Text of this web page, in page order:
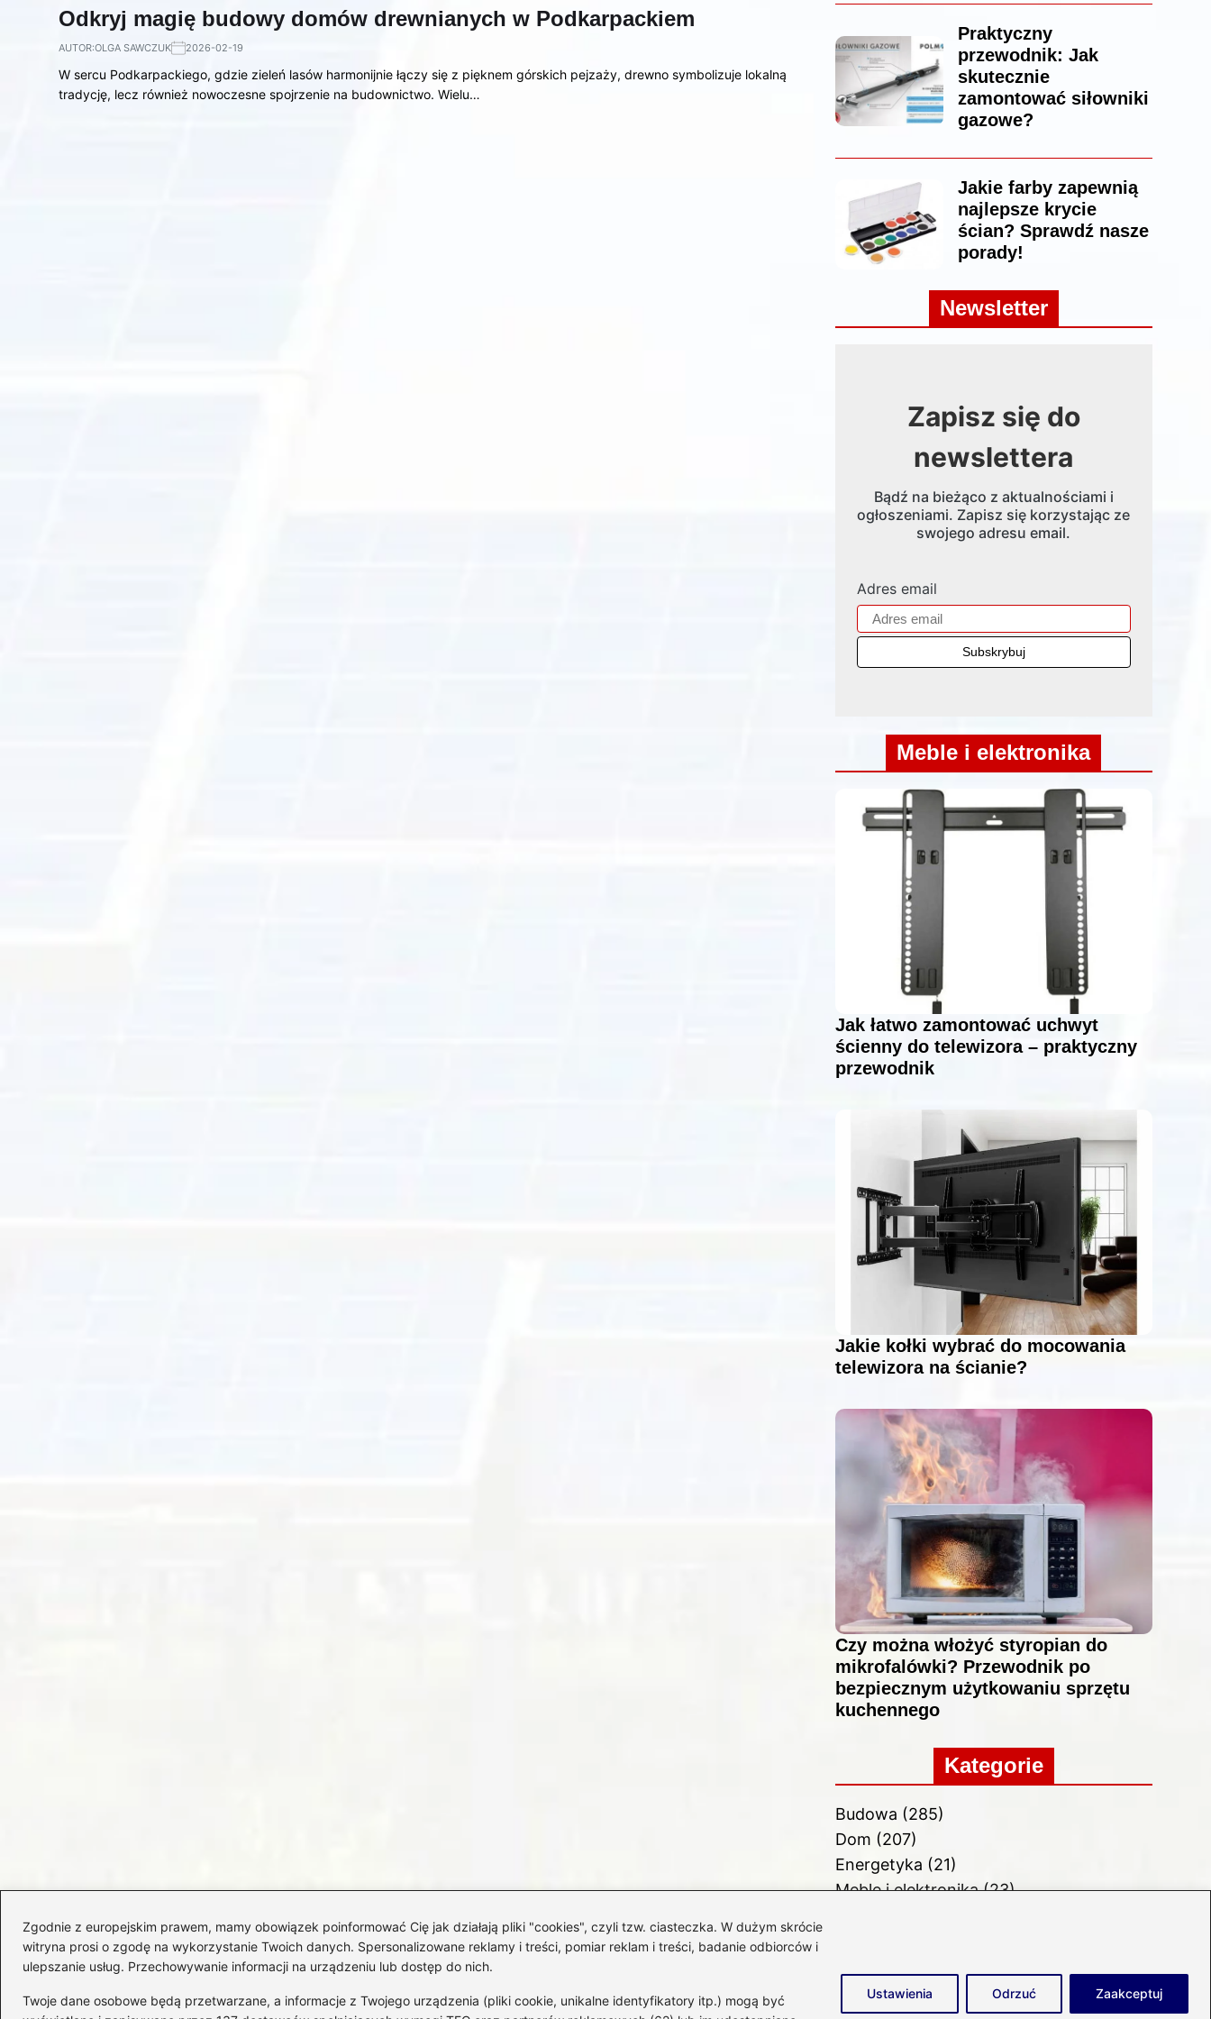
Zgodnie z europejskim prawem, mamy obowiązek poinformować Cię jak działają pliki "cookies", czyli tzw. ciasteczka. W dużym skrócie
witryna prosi o zgodę na wykorzystanie Twoich danych. Spersonalizowane reklamy i treści, pomiar reklam i treści, badanie odbiorców i
ulepszanie usług. Przechowywanie informacji na urządzeniu lub dostęp do nich.
Twoje dane osobowe będą przetwarzane, a informacje z Twojego urządzenia (pliki cookie, unikalne identyfikatory itp.) mogą być
Ustawienia Odrzuć Zaakceptuj
Odkryj magię budowy domów drewnianych w Podkarpackiem
AUTOR:OLGA SAWCZUK 2026-02-19
W sercu Podkarpackiego, gdzie zieleń lasów harmonijnie łączy się z pięknem górskich pejzaży, drewno symbolizuje lokalną
tradycję, lecz również nowoczesne spojrzenie na budownictwo. Wielu…
Praktyczny
przewodnik: Jak
skutecznie
zamontować siłowniki
gazowe?
Jakie farby zapewnią
najlepsze krycie
ścian? Sprawdź nasze
porady!
Newsletter
Zapisz się do
newslettera
Bądź na bieżąco z aktualnościami i
ogłoszeniami. Zapisz się korzystając ze
swojego adresu email.
Adres email
Meble i elektronika
Jak łatwo zamontować uchwyt
ścienny do telewizora – praktyczny
przewodnik
Jakie kołki wybrać do mocowania
telewizora na ścianie?
Czy można włożyć styropian do
mikrofalówki? Przewodnik po
bezpiecznym użytkowaniu sprzętu
kuchennego
Kategorie
Budowa (285)
Dom (207)
Energetyka (21)
Meble i elektronika(23)